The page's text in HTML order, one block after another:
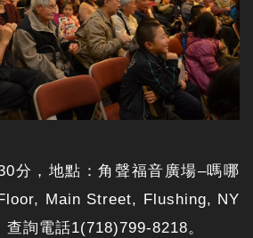
分，地點：角聲福音廣場–嗎哪
Main Street, Flushing, NY
詢電話1(718)799-8218。